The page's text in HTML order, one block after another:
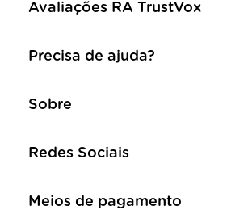
Avaliações RA TrustVox
Precisa de ajuda?
Sobre
Redes Sociais
Meios de pagamento